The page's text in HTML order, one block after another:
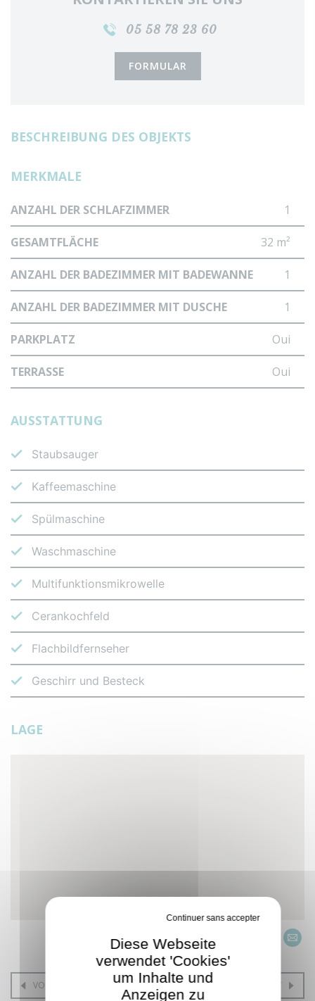
05 58 78 23 60
FORMULAR
BESCHREIBUNG DES OBJEKTS
MERKMALE
ANZAHL DER SCHLAFZIMMER 1
GESAMTFLÄCHE 32 m²
ANZAHL DER BADEZIMMER MIT BADEWANNE 1
ANZAHL DER BADEZIMMER MIT DUSCHE 1
PARKPLATZ Oui
TERRASSE Oui
AUSSTATTUNG
Staubsauger
Kaffeemaschine
Spülmaschine
Waschmaschine
Multifunktionsmikrowelle
Cerankochfeld
Flachbildfernseher
Geschirr und Besteck
LAGE
VORHERGEHENDES OBJEKT NÄCHSTES OBJEKT
Diese Webseite
verwendet 'Cookies'
um Inhalte und
Anzeigen zu